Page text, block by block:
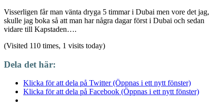
Visserligen får man vänta dryga 5 timmar i Dubai men vore det jag,
skulle jag boka så att man har några dagar först i Dubai och sedan
vidare till Kapstaden….
(Visited 110 times, 1 visits today)
Dela det här:
Klicka för att dela på Twitter (Öppnas i ett nytt fönster)
Klicka för att dela på Facebook (Öppnas i ett nytt fönster)